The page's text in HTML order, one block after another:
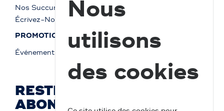
Nos Succursales
Écrivez-Nous
PROMOTIONS
Événements
RESTEZ À JOUR ET
ABONNEZ-VOUS
Nous
utilisons
des cookies